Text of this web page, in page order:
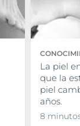
La piel
que la
piel
años.
8